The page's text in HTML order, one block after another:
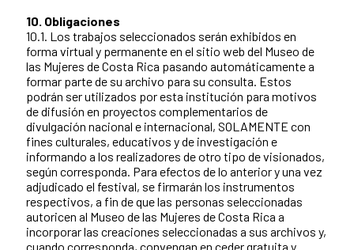
10. Obligaciones
10.1. Los trabajos seleccionados serán exhibidos en
forma virtual y permanente en el sitio web del Museo de
las Mujeres de Costa Rica pasando automáticamente a
formar parte de su archivo para su consulta. Estos
podrán ser utilizados por esta institución para motivos
de difusión en proyectos complementarios de
divulgación nacional e internacional, SOLAMENTE con
fines culturales, educativos y de investigación e
informando a los realizadores de otro tipo de visionados,
según corresponda. Para efectos de lo anterior y una vez
adjudicado el festival, se firmarán los instrumentos
respectivos, a fin de que las personas seleccionadas
autoricen al Museo de las Mujeres de Costa Rica a
incorporar las creaciones seleccionadas a sus archivos y,
cuando corresponda, convengan en ceder gratuita y